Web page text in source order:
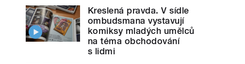
Kreslená pravda. V sídle
ombudsmana vystavují
komiksy mladých umělců
na téma obchodování
s lidmi